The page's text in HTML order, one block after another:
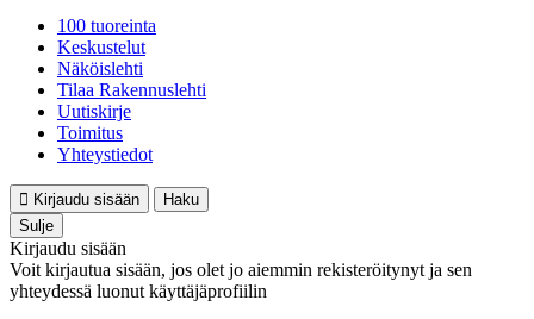
100 tuoreinta
Keskustelut
Näköislehti
Tilaa Rakennuslehti
Uutiskirje
Toimitus
Yhteystiedot
Kirjaudu sisään
Haku
Sulje
Kirjaudu sisään
Voit kirjautua sisään, jos olet jo aiemmin rekisteröitynyt ja sen
yhteydessä luonut käyttäjäprofiilin